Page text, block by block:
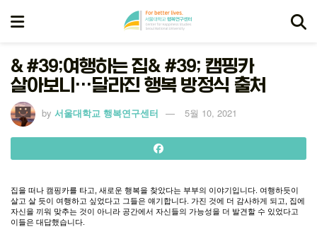
& #39;여행하는 집& #39; 캠핑카
살아보니…달라진 행복 방정식 출처
by 서울대학교 행복연구센터 5월 10, 2021
집을 떠나 캠핑카를 타고 새로운 행복을 찾았다는 부부의 이야기입니다 여행하듯이
살고 살 듯이 여행하고 싶었다고 그들은 얘기합니다 가진 것에 더 감사하게 되고
집에
자신을 끼워 맞추는 것이 아니라 공간에서 자신들의 가능성을 더 발견할 수 있었다고
이들은 대답했습니다